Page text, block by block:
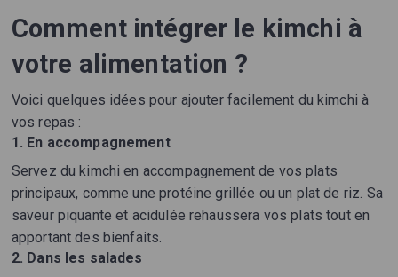
Comment intégrer le kimchi à
votre alimentation ?
Voici quelques idées pour ajouter facilement du kimchi à
vos repas :
1. En accompagnement
Servez du kimchi en accompagnement de vos plats
principaux, comme une protéine grillée ou un plat de riz. Sa
saveur piquante et acidulée rehaussera vos plats tout en
apportant des bienfaits.
2. Dans les salades